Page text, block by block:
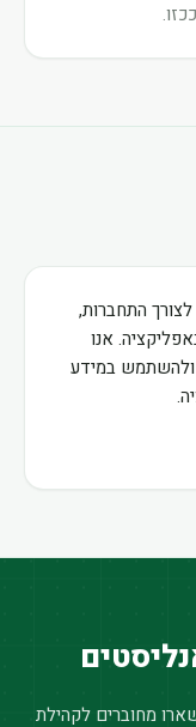
התחברות,
אנו
במידע
מחוברים לקהילת